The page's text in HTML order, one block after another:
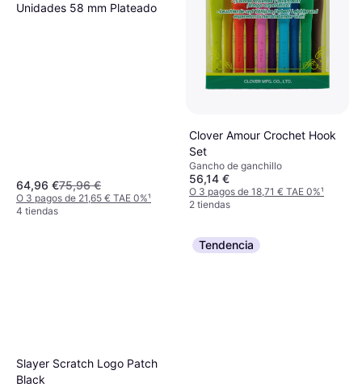
Unidades 58 mm Plateado
64,96 €75,96 €
O 3 pagos de 21,65 € TAE 0%¹
4 tiendas
Clover Amour Crochet Hook
Set
Gancho de ganchillo
56,14 €
O 3 pagos de 18,71 € TAE 0%¹
2 tiendas
Slayer Scratch Logo Patch
Black
Tendencia